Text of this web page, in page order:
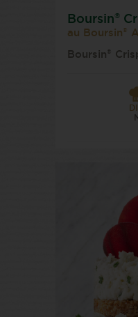
Boursin ®
au Boursin ®
Boursin ®